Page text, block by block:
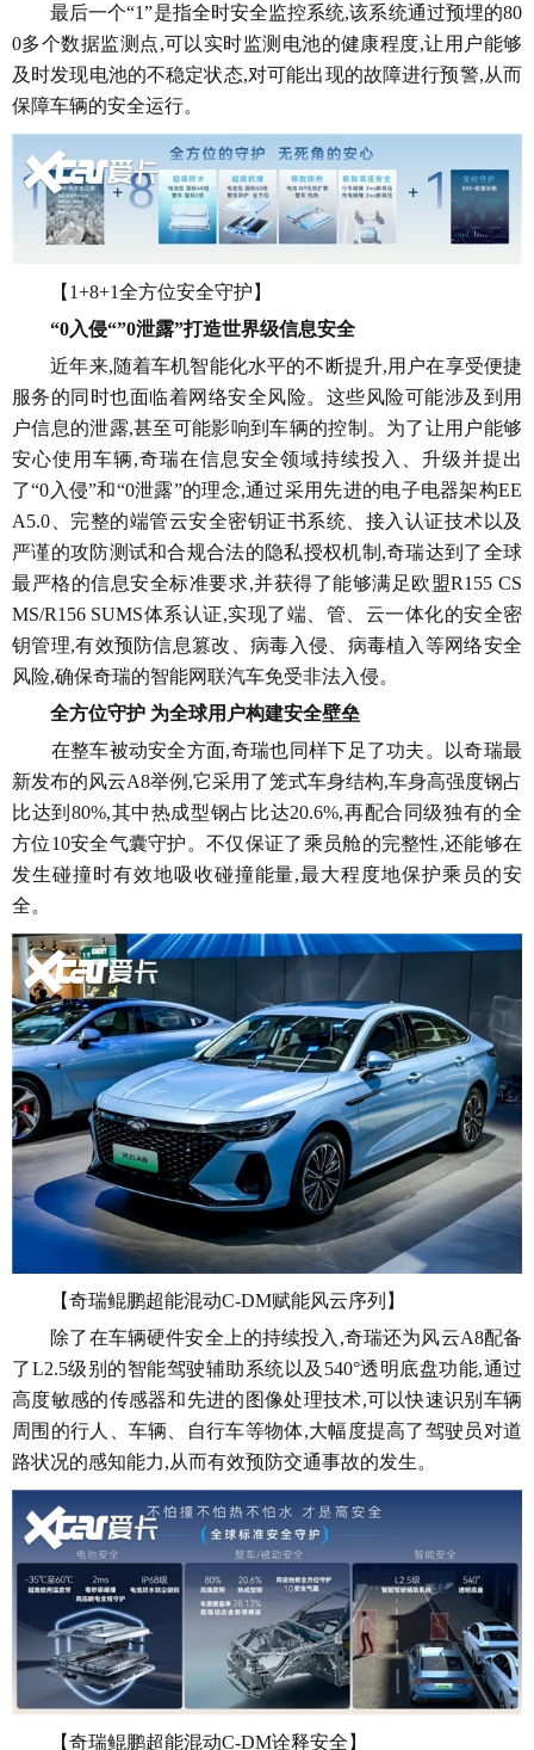
最后一个“1”是指全时安全监控系统,该系统通过预埋的80
0多个数据监测点,可以实时监测电池的健康程度,让用户能够
及时发现电池的不稳定状态,对可能出现的故障进行预警,从而
保障车辆的安全运行。
【1+8+1全方位安全守护】
“0入侵“”0泄露”打造世界级信息安全
近年来,随着车机智能化水平的不断提升,用户在享受便捷
服务的同时也面临着网络安全风险。这些风险可能涉及到用
户信息的泄露,甚至可能影响到车辆的控制。为了让用户能够
安心使用车辆,奇瑞在信息安全领域持续投入、升级并提出
了“0入侵”和“0泄露”的理念,通过采用先进的电子电器架构EE
A5.0、完整的端管云安全密钥证书系统、接入认证技术以及
严谨的攻防测试和合规合法的隐私授权机制,奇瑞达到了全球
最严格的信息安全标准要求,并获得了能够满足欧盟R155 CS
MS/R156 SUMS体系认证,实现了端、管、云一体化的安全密
钥管理,有效预防信息篡改、病毒入侵、病毒植入等网络安全
风险,确保奇瑞的智能网联汽车免受非法入侵。
全方位守护 为全球用户构建安全壁垒
在整车被动安全方面,奇瑞也同样下足了功夫。以奇瑞最
新发布的风云A8举例,它采用了笼式车身结构,车身高强度钢占
比达到80%,其中热成型钢占比达20.6%,再配合同级独有的全
方位10安全气囊守护。不仅保证了乘员舱的完整性,还能够在
发生碰撞时有效地吸收碰撞能量,最大程度地保护乘员的安
全。
【奇瑞鲲鹏超能混动C-DM赋能风云序列】
除了在车辆硬件安全上的持续投入,奇瑞还为风云A8配备
了L2.5级别的智能驾驶辅助系统以及540°透明底盘功能,通过
高度敏感的传感器和先进的图像处理技术,可以快速识别车辆
周围的行人、车辆、自行车等物体,大幅度提高了驾驶员对道
路状况的感知能力,从而有效预防交通事故的发生。
【奇瑞鲲鹏超能混动C-DM诠释安全】